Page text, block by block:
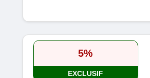
5%
EXCLUSIF